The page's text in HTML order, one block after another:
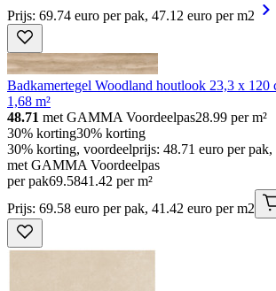
Prijs: 69.74 euro per pak, 47.12 euro per m2
Badkamertegel Woodland houtlook 23,3 x 120
1,68 m²
48.71 met GAMMA Voordeelpas28.99 per m²
30% korting30% korting
30% korting, voordeelprijs: 48.71 euro per pak,
met GAMMA Voordeelpas
per pak69.5841.42 per m²
Prijs: 69.58 euro per pak, 41.42 euro per m2